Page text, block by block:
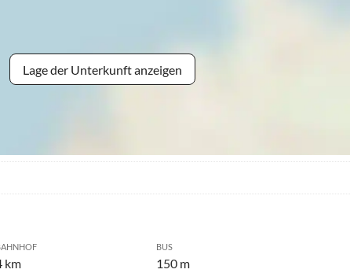
Lage der Unterkunft anzeigen
km
BUS
150 m